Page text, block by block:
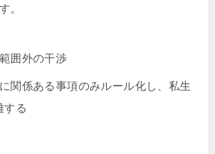
。
囲外の干渉
関係ある事項のみルール化し、私生
する